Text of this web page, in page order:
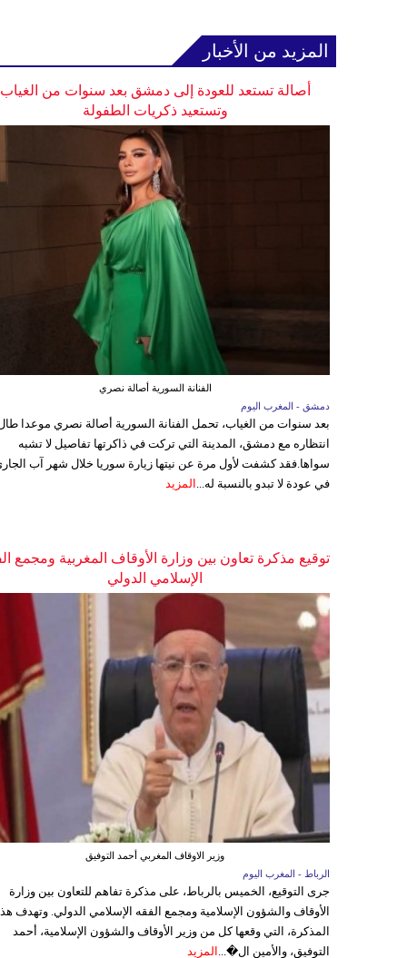
المزيد من الأخبار
أصالة تستعد للعودة إلى دمشق بعد سنوات من الغياب
وتستعيد ذكريات الطفولة
الفنانة السورية أصالة نصري
دمشق - المغرب اليوم
بعد سنوات من الغياب، تحمل الفنانة السورية أصالة نصري موعدا
انتظاره مع دمشق، المدينة التي تركت في ذاكرتها تفاصيل لا تشبه
سواها.فقد كشفت لأول مرة عن نيتها زيارة سوريا خلال شهر آب
في عودة لا تبدو بالنسبة له... المزيد
توقيع مذكرة تعاون بين وزارة الأوقاف المغربية ومجمع
الإسلامي الدولي
وزير الاوقاف المغربي أحمد التوفيق
الرباط - المغرب اليوم
جرى التوقيع، الخميس بالرباط، على مذكرة تفاهم للتعاون بين وزارة
الأوقاف والشؤون الإسلامية ومجمع الفقه الإسلامي الدولي. وتهدف
المذكرة، التي وقعها كل من وزير الأوقاف والشؤون الإسلامية، أحمد
التوفيق، والأمين ال�... المزيد